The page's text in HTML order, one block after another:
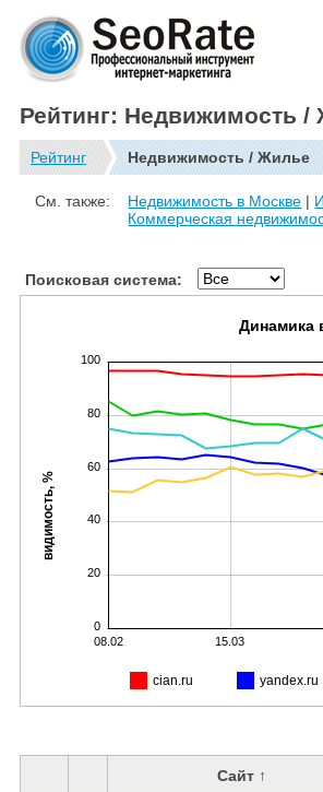
Рейтинг: Недвижимость /
Рейтинг Недвижимость / Жилье
См. также: Недвижимость в Москве |
Коммерческая
Поисковая система:
0
20
40
60
80
100
08.02 15.03
видимость, %
Динамика
cian.ru yandex.ru
Сайт ↑